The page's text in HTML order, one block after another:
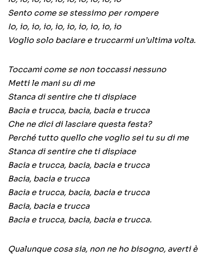
Sento come se stessimo per rompere
Io, io, io, io, io, io, io, io, io, io
Voglio solo baciare e truccarmi un’ultima volta.
Toccami come se non toccassi nessuno
Metti le mani su di me
Stanca di sentire che ti dispiace
Bacia e trucca, bacia, bacia e trucca
Che ne dici di lasciare questa festa?
Perché tutto quello che voglio sei tu su di me
Stanca di sentire che ti dispiace
Bacia e trucca, bacia, bacia e trucca
Bacia, bacia e trucca
Bacia e trucca, bacia, bacia e trucca
Bacia, bacia e trucca
Bacia e trucca, bacia, bacia e trucca.
Qualunque cosa sia, non ne ho bisogno, averti è